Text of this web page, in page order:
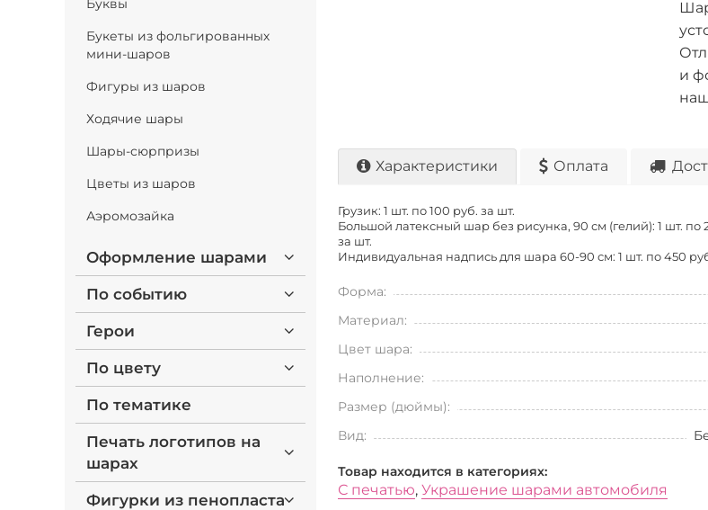
Буквы
Букеты из фольгированных
мини-шаров
Фигуры из шаров
Ходячие шары
Шары-сюрпризы
Цветы из шаров
Аэромозайка
Оформление шарами
По событию
Герои
По цвету
По тематике
Печать логотипов на
шарах
Фигурки из пенопласта
и
Характеристики Оплата
Грузик: 1 шт. по 100 руб. за шт.
Большой латексный шар без рисунка, 90 см (гелий): 1 шт. по
за шт.
Индивидуальная надпись для шара 60-90 см: 1 шт. по 450
Форма:
Материал:
Цвет шара:
Наполнение:
Размер (дюймы):
Вид:
Товар находится в категориях:
С печатью, Украшение шарами автомобиля